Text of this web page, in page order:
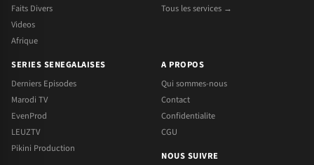
Faits Divers
Videos
Afrique
Tous les services →
SERIES SENEGALAISES
Derniers Episodes
Marodi TV
EvenProd
LEUZTV
Pikini Production
A PROPOS
Qui sommes-nous
Contact
Confidentialite
CGU
NOUS SUIVRE